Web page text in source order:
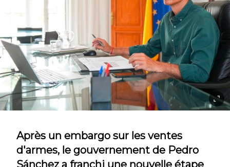
Après un embargo sur les ventes
d'armes, le gouvernement de Pedro
Sánchez a franchi une nouvelle étape